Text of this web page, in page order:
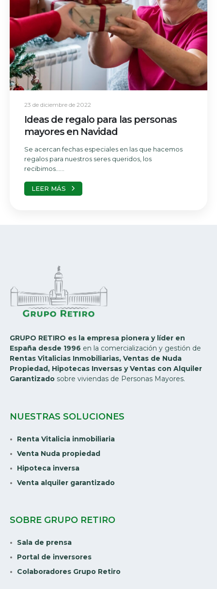
23 de diciembre de 2022
Ideas de regalo para las personas
mayores en Navidad
Se acercan fechas especiales en las que hacemos
regalos para nuestros seres queridos, los
recibimos…...
LEER MÁS
GRUPO RETIRO es la empresa pionera y líder en
España desde 1996 en la comercialización y gestión de
Rentas Vitalicias Inmobiliarias, Ventas de Nuda
Propiedad, Hipotecas Inversas y Ventas con Alquiler
Garantizado sobre viviendas de Personas Mayores.
NUESTRAS SOLUCIONES
Renta Vitalicia inmobiliaria
Venta Nuda propiedad
Hipoteca inversa
Venta alquiler garantizado
SOBRE GRUPO RETIRO
Sala de prensa
Portal de inversores
Colaboradores Grupo Retiro